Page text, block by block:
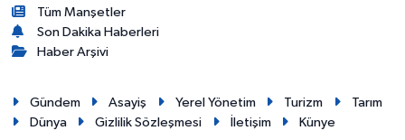
Tüm Manşetler
Son Dakika Haberleri
Haber Arşivi
Gündem Asayiş Yerel Yönetim Turizm
Tarım
Dünya
Gizlilik Sözleşmesi İletişim Künye